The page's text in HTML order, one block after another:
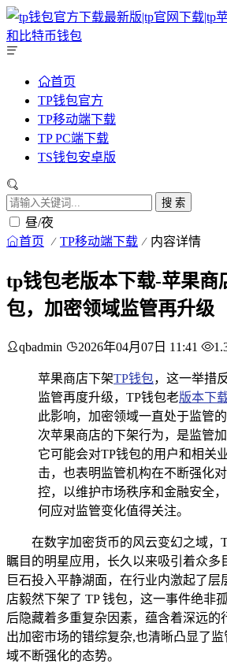
首页
TP钱包官方
TP移动端下载
TP PC端下载
TS钱包安卓版
搜 索
昼/夜
首页 TP移动端下载 内容详情
tp钱包老版本下载-苹果商
包，加密领域监管再升级
qbadmin 2026年04月07日 11:41
苹果商店下架TP钱包，这一举措
监管再度升级，TP钱包老版本下
此影响，加密领域一直处于监管
次苹果商店的下架行为，是监管加
它可能会对TP钱包的用户和相关
击，也表明监管机构在不断强化
控，以维护市场秩序和金融安全
何应对监管变化值得关注。
在数字加密货币的风云变幻之域，
瞩目的明星应用，长久以来吸引着众多
巨石投入平静湖面，在行业内激起了
店毅然下架了 TP 钱包，这一事件绝非
后隐藏着多重复杂因素，蕴含着深远的
出加密市场的错综复杂,也清晰凸显了
域不断强化的态势。